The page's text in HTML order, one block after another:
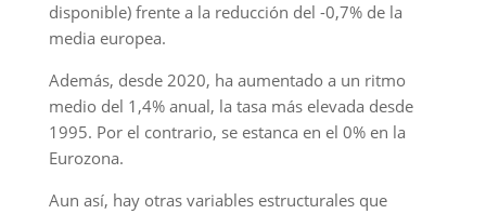
disponible) frente a la reducción del -0,7% de la
media europea.
Además, desde 2020, ha aumentado a un ritmo
medio del 1,4% anual, la tasa más elevada desde
1995. Por el contrario, se estanca en el 0% en la
Eurozona.
Aun así, hay otras variables estructurales que